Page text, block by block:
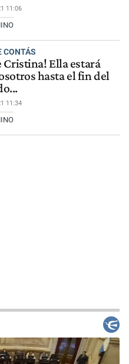
11:06
CONTÁS
Cristina! Ella estará
hasta el fin del
11:34